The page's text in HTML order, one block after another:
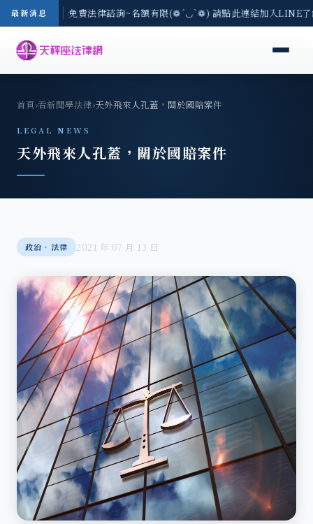
最新消息
-8/3(一) 現場免費法律諮詢~名額有限(❁´◡`❁) 請點此連結加入LINE
首頁›看新聞學法律›天外飛來人孔蓋，關於國賠案件
LEGAL NEWS
天外飛來人孔蓋，關於國賠案件
政治‧法律 2021 年 07 月 13 日